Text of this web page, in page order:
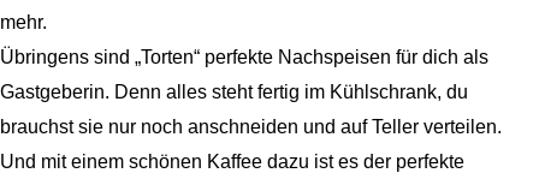
mehr.
Übringens sind „Torten“ perfekte Nachspeisen für dich als
Gastgeberin. Denn alles steht fertig im Kühlschrank, du
brauchst sie nur noch anschneiden und auf Teller verteilen.
Und mit einem schönen Kaffee dazu ist es der perfekte